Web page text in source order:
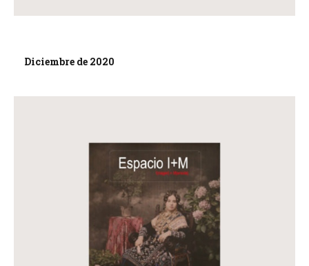
Diciembre de 2020